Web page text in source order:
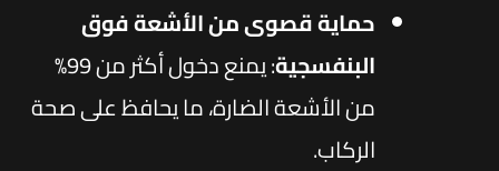
حماية قصوى من الأشعة فوق
البنفسجية
: يمنع دخول أكثر من 99%
من الأشعة الضارة، ما يحافظ على صحة
الركاب.